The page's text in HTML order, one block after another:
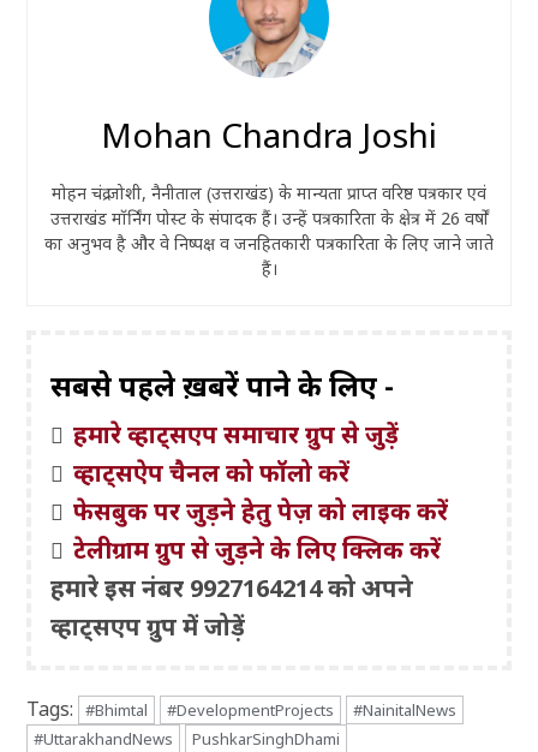
Mohan Chandra Joshi
मोहन चंद्र जोशी, नैनीताल (उत्तराखंड) के मान्यता प्राप्त वरिष्ठ पत्रकार एवं
उत्तराखंड मॉर्निंग पोस्ट के संपादक हैं। उन्हें पत्रकारिता के क्षेत्र में 26 वर्षों
का अनुभव है और वे निष्पक्ष व जनहितकारी पत्रकारिता के लिए जाने जाते
हैं।
सबसे पहले ख़बरें पाने के लिए -
हमारे व्हाट्सएप समाचार ग्रुप से जुड़ें
व्हाट्सऐप चैनल को फॉलो करें
फेसबुक पर जुड़ने हेतु पेज़ को लाइक करें
टेलीग्राम ग्रुप से जुड़ने के लिए क्लिक करें
हमारे इस नंबर 9927164214 को अपने
व्हाट्सएप ग्रुप में जोड़ें
Tags: #Bhimtal #DevelopmentProjects
#NainitalNews
#UttarakhandNews
PushkarSinghDhami